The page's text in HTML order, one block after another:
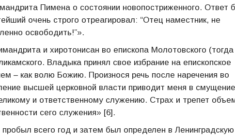
Пимена о состоянии новопостриженного. Ответ
очень строго отреагировал: “Отец наместник, не
освободить!”».
и хиротонисан во епископа Молотовского (тогда
Владыка принял свое избрание на епископское
– как волю Божию. Произнося речь после наречения во
высшей церковной власти приводит меня в
и ответственному служению. Страх и трепет
сего служения» [6].
всего год и затем был определен в Ленинградскую